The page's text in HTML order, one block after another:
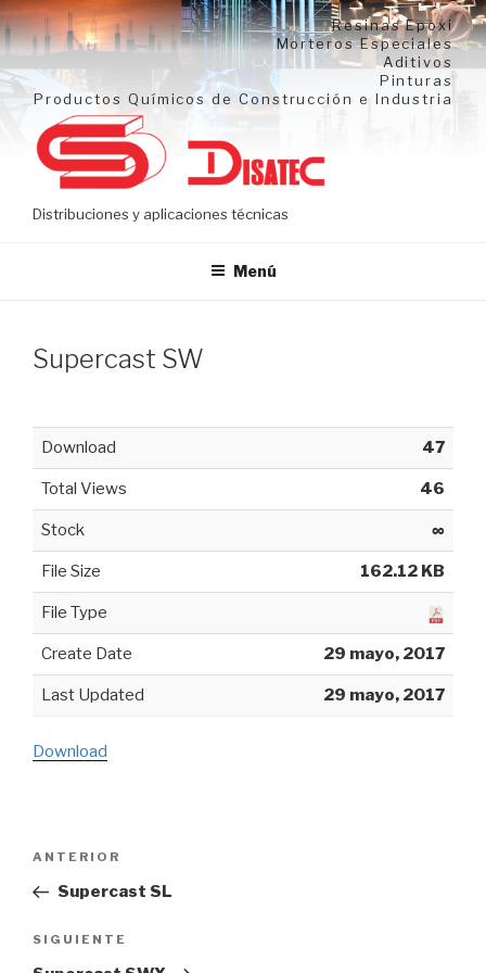
Ir
al
contenido
Resinas Epoxi
Morteros Especiales
Aditivos
Pinturas
Productos Químicos de Construcción e Industria
Distribuciones y aplicaciones técnicas
Menú
Supercast SW
Download 47
Total Views 46
Stock ∞
File Size 162.12 KB
File Type
Create Date 29 mayo, 2017
Last Updated 29 mayo, 2017
Download
Navegación
entradas
Entrada
anterior:
ANTERIOR
Supercast SL
Siguiente
entrada
SIGUIENTE